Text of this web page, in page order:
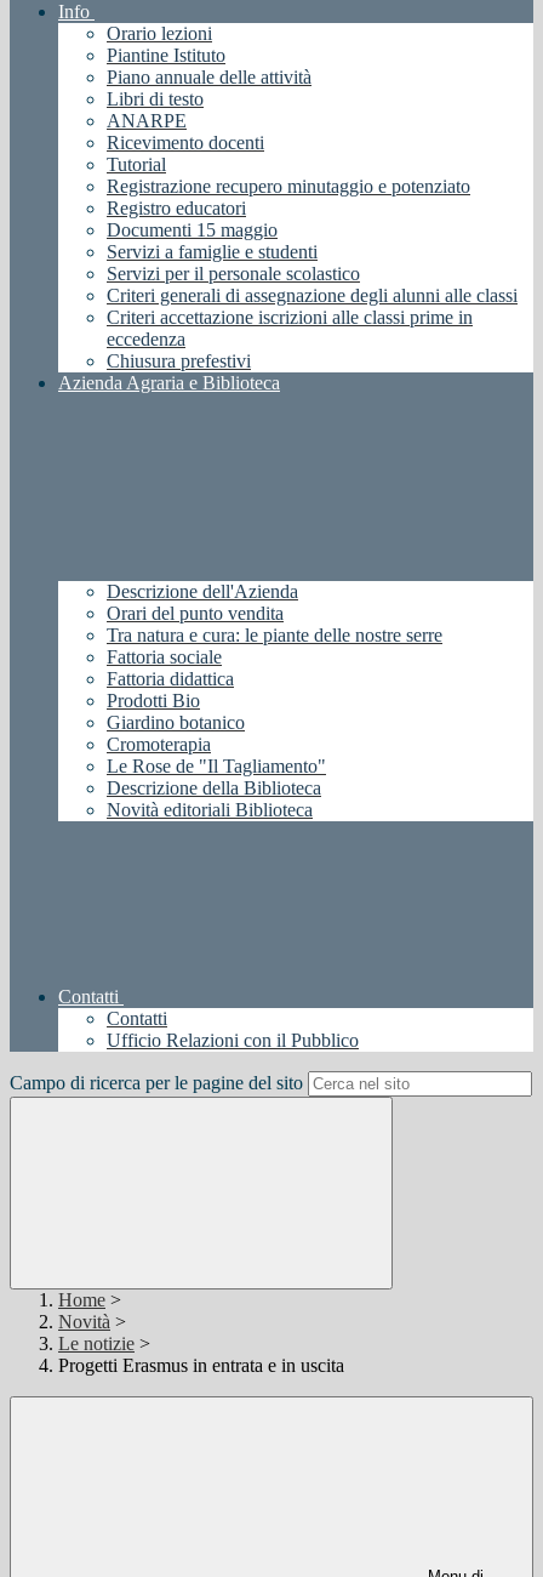
Info
Orario lezioni
Piantine Istituto
Piano annuale delle attività
Libri di testo
ANARPE
Ricevimento docenti
Tutorial
Registrazione recupero minutaggio e potenziato
Registro educatori
Documenti 15 maggio
Servizi a famiglie e studenti
Servizi per il personale scolastico
Criteri generali di assegnazione degli alunni alle classi
Criteri accettazione iscrizioni alle classi prime in
eccedenza
Chiusura prefestivi
Azienda Agraria e Biblioteca
Descrizione dell'Azienda
Orari del punto vendita
Tra natura e cura: le piante delle nostre serre
Fattoria sociale
Fattoria didattica
Prodotti Bio
Giardino botanico
Cromoterapia
Le Rose de "Il Tagliamento"
Descrizione della Biblioteca
Novità editoriali Biblioteca
Contatti
Contatti
Ufficio Relazioni con il Pubblico
Campo di ricerca per le pagine del sito
Home >
Novità >
Le notizie >
Progetti Erasmus in entrata e in uscita